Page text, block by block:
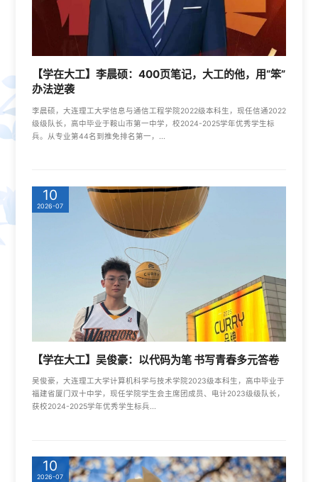
【学在大工】李晨硕：400页笔记，大工的他，用“笨”
办法逆袭
李晨硕，大连理工大学信息与通信工程学院2022级本科生，现任信通2022
级级队长，高中毕业于鞍山市第一中学，校2024-2025学年优秀学生标
兵。从专业第44名到推免排名第一，...
10
2026-07
【学在大工】吴俊豪：以代码为笔 书写青春多元答卷
吴俊豪，大连理工大学计算机科学与技术学院2023级本科生，高中毕业于
福建省厦门双十中学，现任学院学生会主席团成员、电计2023级级队长，
获校2024-2025学年优秀学生标兵...
10
2026-07